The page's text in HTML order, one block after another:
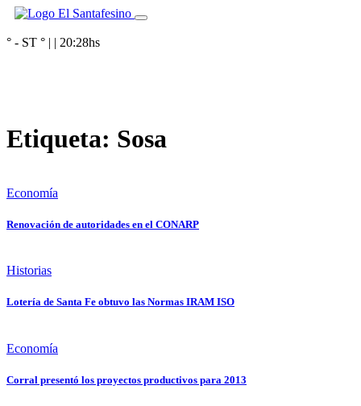
° - ST ° | | 20:28hs
Etiqueta: Sosa
Economía
Renovación de autoridades en el CONARP
Historias
Lotería de Santa Fe obtuvo las Normas IRAM ISO
Economía
Corral presentó los proyectos productivos para 2013